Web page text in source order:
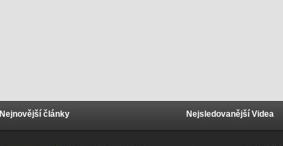
Nejnovější články Nejsledovanější Videa